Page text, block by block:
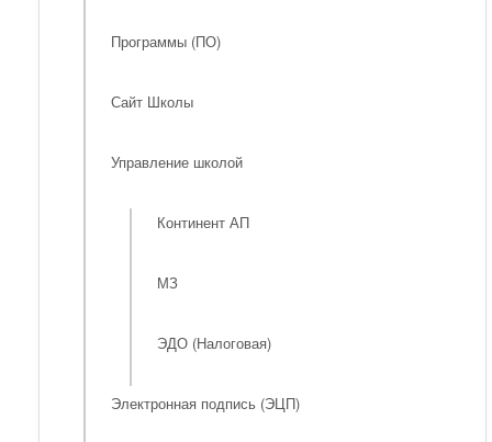
Программы (ПО)
Сайт Школы
Управление школой
Континент АП
МЗ
ЭДО (Налоговая)
Электронная подпись (ЭЦП)